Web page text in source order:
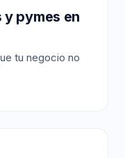
pymes en
tu negocio no